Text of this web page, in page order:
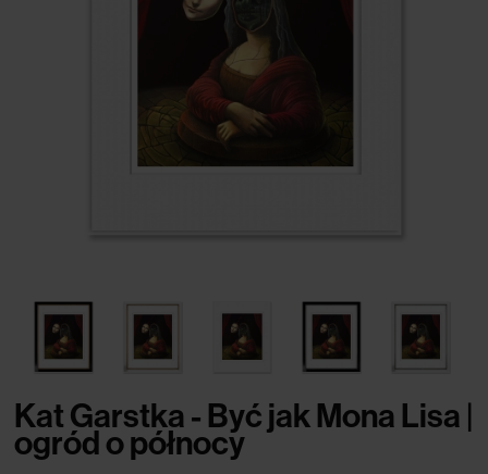
Kat Garstka - Być jak Mona Lisa |
ogród o północy